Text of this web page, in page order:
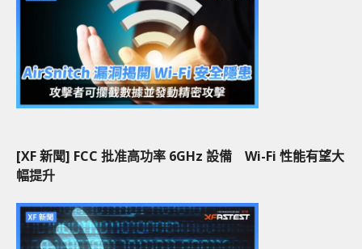
[XF 新聞] FCC 批准高功率 6GHz 設備 Wi-Fi 性能有望大
幅提升